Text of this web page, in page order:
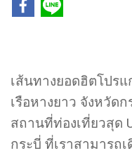
เส้นทางยอดฮิตโปร
เรือหางยาว จังหวัดก
สถานที่ท่องเที่ยวสุด
กระบี่ ที่เราสามารถ